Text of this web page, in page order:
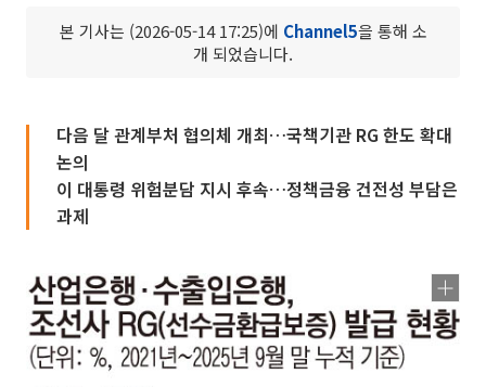
본 기사는 (2026-05-14 17:25)에 Channel5을 통해 소
개 되었습니다.
다음 달 관계부처 협의체 개최…국책기관 RG 한도 확대
논의
이 대통령 위험분담 지시 후속…정책금융 건전성 부담은
과제